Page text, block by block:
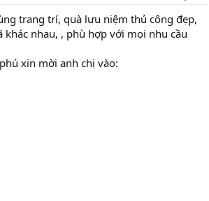
trang trí, quà lưu niệm thủ công đẹp,
khác nhau, , phù hợp với mọi nhu cầu
xin mời anh chị vào: